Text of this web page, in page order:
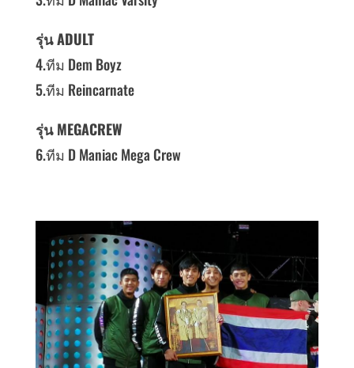
รุ่น ADULT
4.ทีม Dem Boyz
5.ทีม Reincarnate
รุ่น MEGACREW
6.ทีม D Maniac Mega Crew